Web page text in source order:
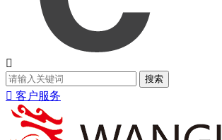

搜索
 客户服务